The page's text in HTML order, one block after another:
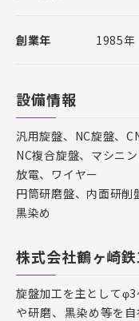
創業年 1985年
設備情報
汎用旋盤、NC旋盤、
NC複合旋盤、マシニ
放電、ワイヤー
円筒研磨盤、内面研削
黒染め
株式会社鶴ヶ崎
旋盤加工を主として
や研磨、黒染め等を